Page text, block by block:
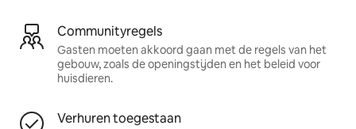
Communityregels
Gasten moeten akkoord gaan met de regels van het
gebouw, zoals de openingstijden en het beleid voor
huisdieren.
Verhuren toegestaan